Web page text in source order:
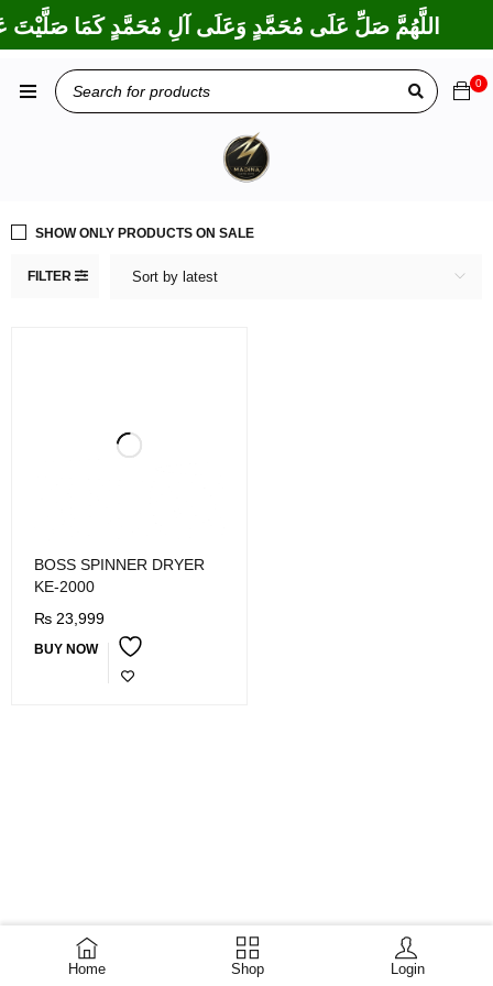
اللَّهُمَّ صَلِّ عَلَى مُحَمَّدٍ وَعَلَى آلِ مُحَمَّدٍ كَمَا صَلَّيْتَ
Home Shop Login
0
FILTER Sort by latest
SHOW ONLY PRODUCTS ON SALE
BOSS SPINNER DRYER
KE-2000
₨ 23,999
BUY NOW